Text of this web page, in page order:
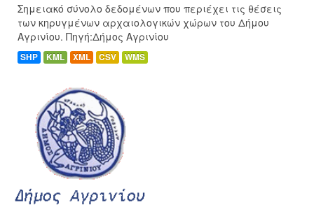
Σημειακό σύνολο δεδομένων που περιέχει τις θέσεις
των κηρυγμένων αρχαιολογικών χώρων του Δήμου
Αγρινίου. Πηγή:Δήμος Αγρινίου
SHP KML XML CSV WMS